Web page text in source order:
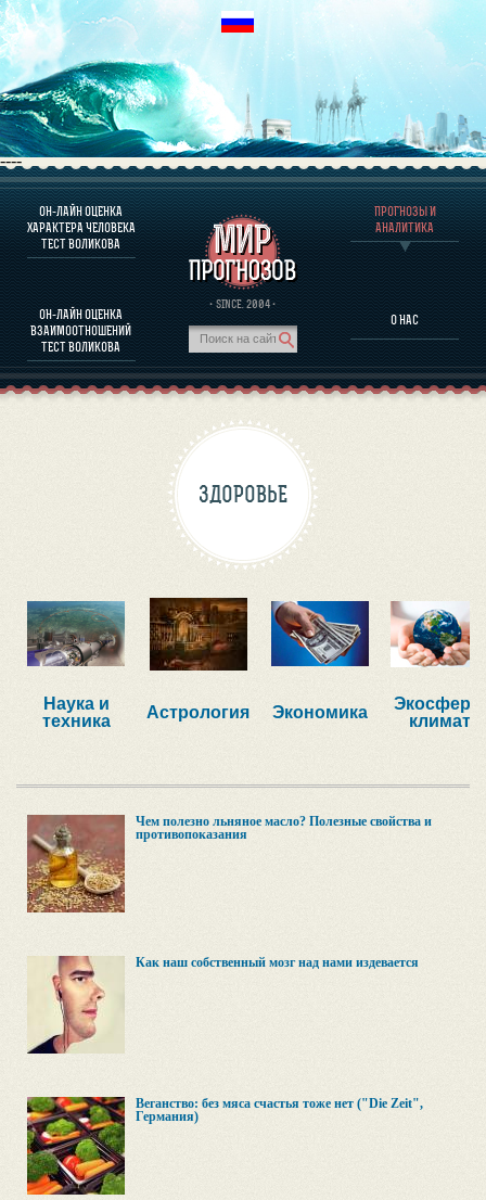
----
ОН-ЛАЙН ОЦЕНКА
ХАРАКТЕРА ЧЕЛОВЕКА
ТЕСТ ВОЛИКОВА
ОН-ЛАЙН ОЦЕНКА
ВЗАИМООТНОШЕНИЙ
ТЕСТ ВОЛИКОВА
· SINCE. 2004 ·
ПРОГНОЗЫ И
АНАЛИТИКА
О НАС
О ПРОГРАММЕ
ОЦЕНКА ХАРАКТЕРA ЧЕЛОВЕКА
ОЦЕНКА ХАРАКТЕРА ВЫДАЮЩИХСЯ ЛИЧНОСТЕЙ
О ПРОГРАММЕ
ПРОГНОЗЫ И АНАЛИТИКА
ЗДОРОВЬЕ
Наука и
техника
Астрология Экономика
Экосфера,
климат
Чем полезно льняное масло? Полезные свойства и
противопоказания
Как наш собственный мозг над нами издевается
Веганство: без мяса счастья тоже нет ("Die Zeit",
Германия)